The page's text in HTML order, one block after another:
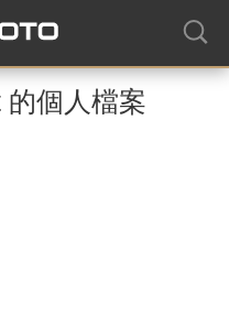
個人檔案